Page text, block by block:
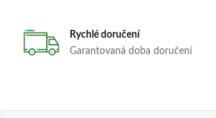
Rychlé doručení
Garantovaná doba doručení